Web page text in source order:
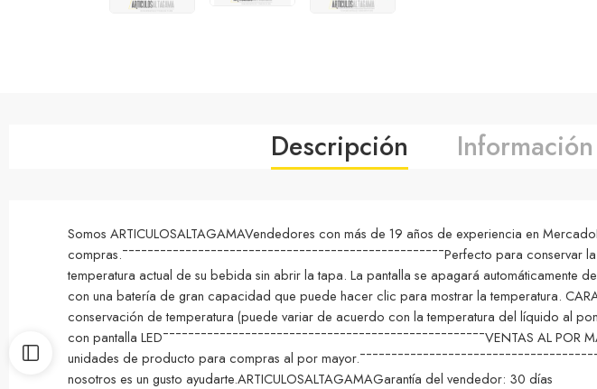
Descripción
Somos ARTICULOSALTAGAMAVendedores con más de 19 años de experiencia en
compras.¯¯¯¯¯¯¯¯¯¯¯¯¯¯¯¯¯¯¯¯¯¯¯¯¯¯¯¯¯¯¯¯¯¯¯¯¯¯¯¯¯¯¯¯¯¯¯¯¯¯¯Perfecto para
temperatura actual de su bebida sin abrir la tapa. La pantalla se apagará automáticamente
con una batería de gran capacidad que puede hacer clic para mostrar la temperatura.
conservación de temperatura (puede variar de acuerdo con la temperatura del líquido al
con pantalla LED¯¯¯¯¯¯¯¯¯¯¯¯¯¯¯¯¯¯¯¯¯¯¯¯¯¯¯¯¯¯¯¯¯¯¯¯¯¯¯¯¯¯¯¯¯¯¯¯¯¯¯VENTAS AL
unidades de producto para compras al por
nosotros es un gusto ayudarte.ARTICULOSALTAGAMAGarantía del vendedor: 30 días